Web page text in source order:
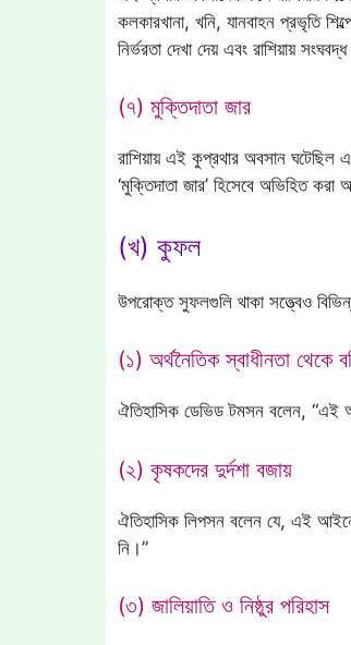
কলকারখানা, খনি, যানবাহন প্রভৃতি
নির্ভরতা দেখা দেয় এবং রাশিয়ায়
(৭) মুক্তিদাতা জার
রাশিয়ায় এই কুপ্রথার অবসান ঘটেছিল
‘মুক্তিদাতা জার’ হিসেবে অভিহিত
(খ) কুফল
উপরোক্ত সুফলগুলি থাকা সত্ত্বেও
(১) অর্থনৈতিক স্বাধীনতা থেকে
ঐতিহাসিক ডেভিড টমসন বলেন, “এই
(২) কৃষকদের দুর্দশা বজায়
ঐতিহাসিক লিপসন বলেন যে, এই
নি।”
(৩) জালিয়াতি ও নিষ্ঠুর পরিহাস